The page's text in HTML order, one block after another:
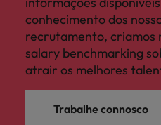
conhecimento dos
recrutamento, criamos
salary benchmarking
atrair os melhores
Trabalhe connosco